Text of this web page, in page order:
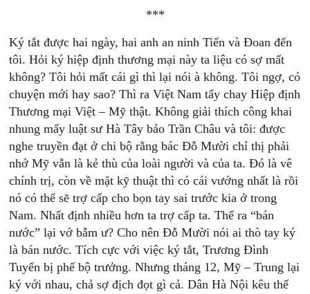
***
Ký tắt được hai ngày, hai anh an ninh Tiến và Đoan đến
tôi. Hỏi ký hiệp định thương mại này ta liệu có sợ mất
không? Tôi hỏi mất cái gì thì lại nói à không. Tôi ngợ, có
chuyện mới hay sao? Thì ra Việt Nam tẩy chay Hiệp định
Thương mại Việt – Mỹ thật. Không giải thích công khai
nhung mấy luật sư Hà Tây bảo Trần Châu và tôi: được
nghe truyền đạt ở chi bộ rằng bác Đỗ Mười chỉ thị phải
nhớ Mỹ vẫn là kẻ thù của loài người và của ta. Đó là vê
chính trị, còn về mặt kỹ thuật thì có cái vướng nhất là rồi
nó có thể sẽ trợ cấp cho bọn tay sai trước kia ở trong
Nam. Nhất định nhiều hơn ta trợ cấp ta. Thế ra “bán
nước” lại vớ bẫm ư? Cho nên Đỗ Mười nói ai thò tay ký
là bán nước. Tích cực với việc ký tắt, Trương Đình
Tuyển bị phế bộ trưởng. Nhưng tháng 12, Mỹ – Trung lại
ký với nhau, chả sợ địch đọt gì cả. Dân Hà Nội kêu thế